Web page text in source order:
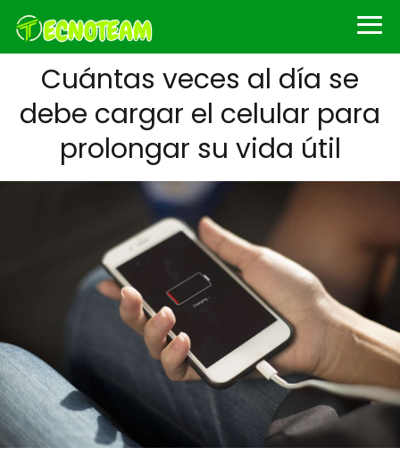
Cuántas veces al día se
debe cargar el celular para
prolongar su vida útil